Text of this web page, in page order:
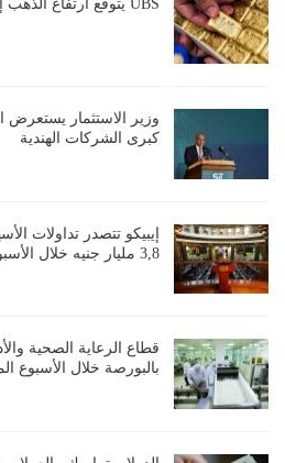
UBS يتوقع ارتفاع الذهب إلى 5000 دولار في 2027
وزير الاستثمار
كبرى الشركات الهندية
إيبيكو تتصدر تداولات
3,8 مليار جنيه خلال الأسبوع الماضي
قطاع الرعاية الصحية
بالبورصة خلال الأسبوع